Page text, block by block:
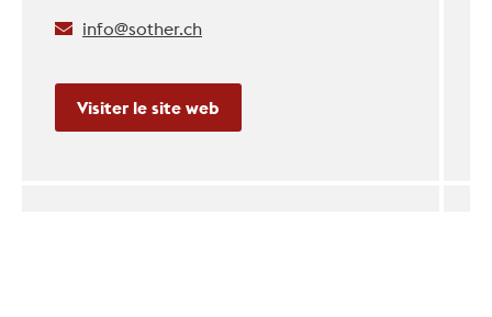
info@sother.ch
Visiter le site web